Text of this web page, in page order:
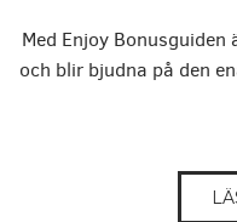
Med Enjoy
och blir bjudna på den